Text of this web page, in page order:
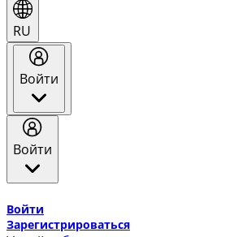
RU
Войти
Войти
Войти
Зарегистрироваться